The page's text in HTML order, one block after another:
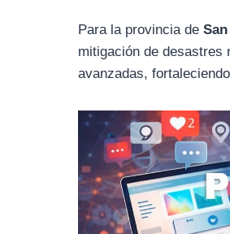
Para la provincia de
mitigación de desastres
avanzadas,